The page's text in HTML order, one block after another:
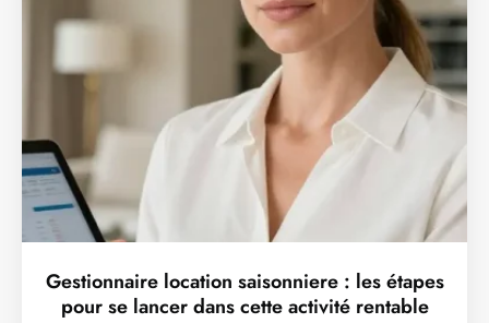
Gestionnaire location saisonniere : les étapes
pour se lancer dans cette activité rentable